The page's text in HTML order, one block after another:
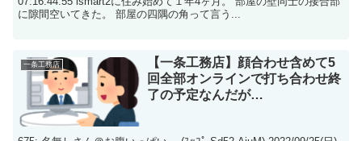
に隙間空いてきた。 部屋の四隅の角って言う...
一条工務店
【一条工務店】顔合わせ含めて5
回全部オンラインで打ち合わせ終
了の予定なんだが…